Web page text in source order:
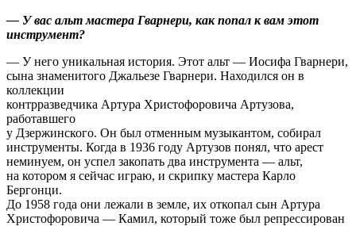
— У вас альт мастера Гварнери, как попал к вам этот
инструмент?
— У него уникальная история. Этот альт — Иосифа Гварнери,
сына знаменитого Джальезе Гварнери. Находился он в
коллекции
контрразведчика Артура Христофоровича Артузова,
работавшего
у Дзержинского. Он был отменным музыкантом, собирал
инструменты. Когда в 1936 году Артузов понял, что арест
неминуем, он успел закопать два инструмента — альт,
на котором я сейчас играю, и скрипку мастера Карло
Бергонци.
До 1958 года они лежали в земле, их откопал сын Артура
Христофоровича — Камил, который тоже был репрессирован